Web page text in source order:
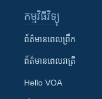
កម្មវិធី​វិទ្យុ
ព័ត៌មាន​ពេល​ព្រឹក
ព័ត៌មាន​​ពេល​រាត្រី
Hello VOA